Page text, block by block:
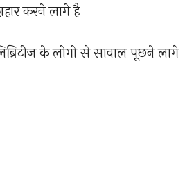
करने लागे है
के लोगो से सावाल पूछने लागे